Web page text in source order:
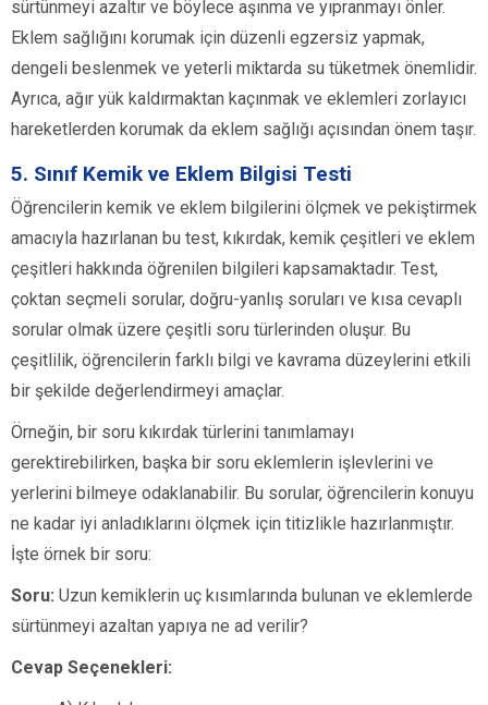
sürtünmeyi azaltır ve böylece aşınma ve yıpranmayı önler.
Eklem sağlığını korumak için düzenli egzersiz yapmak,
dengeli beslenmek ve yeterli miktarda su tüketmek önemlidir.
Ayrıca, ağır yük kaldırmaktan kaçınmak ve eklemleri zorlayıcı
hareketlerden korumak da eklem sağlığı açısından önem taşır.
5. Sınıf Kemik ve Eklem Bilgisi Testi
Öğrencilerin kemik ve eklem bilgilerini ölçmek ve pekiştirmek
amacıyla hazırlanan bu test, kıkırdak, kemik çeşitleri ve eklem
çeşitleri hakkında öğrenilen bilgileri kapsamaktadır. Test,
çoktan seçmeli sorular, doğru-yanlış soruları ve kısa cevaplı
sorular olmak üzere çeşitli soru türlerinden oluşur. Bu
çeşitlilik, öğrencilerin farklı bilgi ve kavrama düzeylerini etkili
bir şekilde değerlendirmeyi amaçlar.
Örneğin, bir soru kıkırdak türlerini tanımlamayı
gerektirebilirken, başka bir soru eklemlerin işlevlerini ve
yerlerini bilmeye odaklanabilir. Bu sorular, öğrencilerin konuyu
ne kadar iyi anladıklarını ölçmek için titizlikle hazırlanmıştır.
İşte örnek bir soru:
Soru: Uzun kemiklerin uç kısımlarında bulunan ve eklemlerde
sürtünmeyi azaltan yapıya ne ad verilir?
Cevap Seçenekleri: